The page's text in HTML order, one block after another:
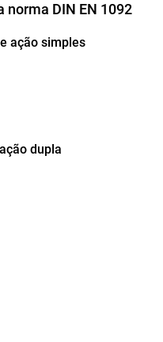
norma DIN EN 1092
ação simples
dupla